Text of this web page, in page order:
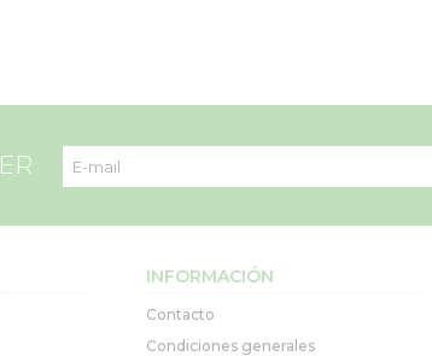
INFORMACIÓN
Contacto
Condiciones generales